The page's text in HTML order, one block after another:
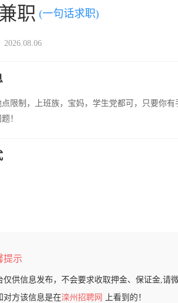
职 (一句话求职)
2026.08.06
限制，上班族，宝妈，学生党都可，只要你
！
提示
仅供信息发布，不会要求收取押金、保证金,请
对方该信息是在滦州招聘网
上看到的！